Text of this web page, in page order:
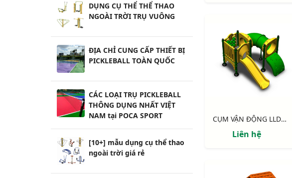
DỤNG CỤ THỂ THỂ THAO
NGOÀI TRỜI TRỤ VUÔNG
ĐỊA CHỈ CUNG CẤP THIẾT BỊ
PICKLEBALL TOÀN QUỐC
CÁC LOẠI TRỤ PICKLEBALL
THÔNG DỤNG NHẤT VIỆT
NAM tại POCA SPORT
[10+] mẫu dụng cụ thể thao
ngoài trời giá rẻ
CỤM VẬN ĐỘNG LLDPE NIK122070X
Liên hệ